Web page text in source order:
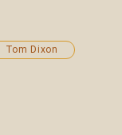
Tom Dixon